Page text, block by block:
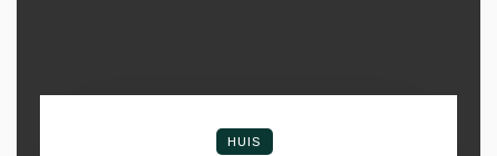
HUIS